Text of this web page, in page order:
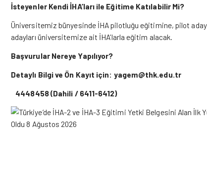
İsteyenler Kendi İHA’ları ile Eğitime Katılabilir Mi?
Üniversitemiz bünyesinde İHA pilotluğu eğitimine, pilot
adayları üniversitemize ait İHA’larla eğitim alacak.
Başvurular Nereye Yapılıyor?
Detaylı Bilgi ve Ön Kayıt için: yagem@thk.edu.tr
4448458 (Dahili / 6411-6412)